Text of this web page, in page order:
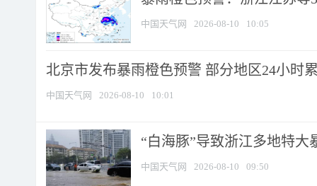
中国天气网 2026-08-10 10:05
北京市发布暴雨橙色预警 部分地区24小时
中国天气网 2026-08-10 10:01
“白海豚”导致浙江多地特大
中国天气网 2026-08-10 09:50